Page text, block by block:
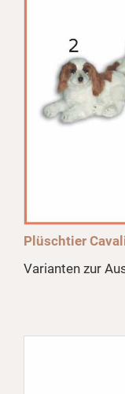
Plüschtier
Varianten zur